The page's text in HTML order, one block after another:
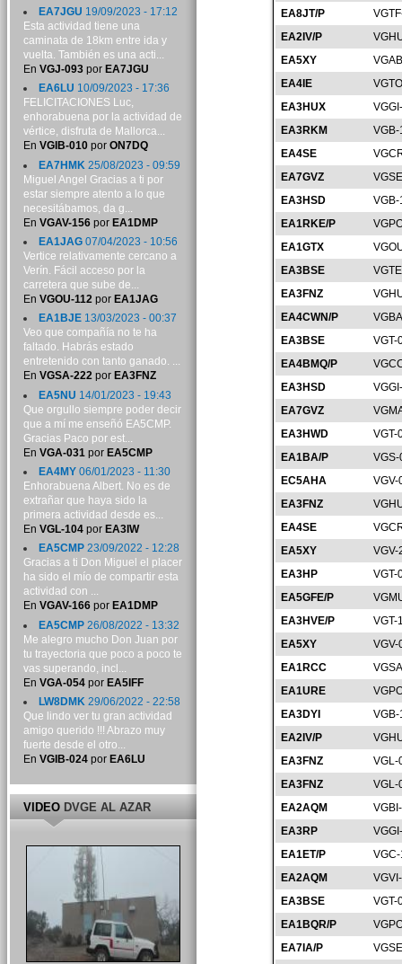
EA8JT/P
EA2IV/P
EA5XY
EA4IE
EA3HUX
EA3RKM
EA4SE
EA7GVZ
EA3HSD
EA1RKE/P
EA1GTX
EA3BSE
EA3FNZ
EA4CWN/P
EA3BSE
VGT-
EA4BMQ/P
EA3HSD
EA7GVZ
EA3HWD
VGT-
EA1BA/P
EC5AHA
VGV-
EA3FNZ
EA4SE
EA5XY
VGV-
EA3HP
VGT-
EA5GFE/P
EA3HVE/P
VGT-
EA5XY
VGV-
EA1RCC
EA1URE
EA3DYI
EA2IV/P
EA3FNZ
VGL-
EA3FNZ
VGL-
EA2AQM
EA3RP
EA1ET/P
EA2AQM
EA3BSE
VGT-
EA1BQR/P
EA7IA/P
EA7JGU 19/09/2023 - 17:12
Esta actividad tiene una
caminata de 18km entre ida y
vuelta. También es una acti...
En VGJ-093por EA7JGU
EA6LU 10/09/2023 - 17:36
FELICITACIONES Luc,
enhorabuena por la actividad de
vértice, disfruta de Mallorca...
En VGIB-010por ON7DQ
EA7HMK 25/08/2023 - 09:59
Miguel Angel Gracias a ti por
estar siempre atento a lo que
necesitábamos, da g...
En VGAV-156por EA1DMP
EA1JAG07/04/2023 - 10:56
Vertice relativamente cercano a
Verín. Fácil acceso por la
carretera que sube de...
En VGOU-112por EA1JAG
EA1BJE13/03/2023 - 00:37
Veo que compañía no te ha
faltado. Habrás estado
entretenido con tanto ganado. ...
En VGSA-222por EA3FNZ
EA5NU 14/01/2023 - 19:43
Que orgullo siempre poder decir
que a mí me enseñó EA5CMP.
Gracias Paco por est...
En VGA-031 por EA5CMP
EA4MY06/01/2023 - 11:30
Enhorabuena Albert. No es de
extrañar que haya sido la
primera actividad desde es...
En VGL-104por EA3IW
EA5CMP23/09/2022 - 12:28
Gracias a ti Don Miguel el placer
ha sido el mío de compartir esta
actividad con ...
En VGAV-166por EA1DMP
EA5CMP26/08/2022 - 13:32
Me alegro mucho Don Juan por
tu trayectoria que poco a poco te
vas superando, incl...
En VGA-054por EA5IFF
LW8DMK29/06/2022 - 22:58
Que lindo ver tu gran actividad
amigo querido !!! Abrazo muy
fuerte desde el otro...
En VGIB-024por EA6LU
VIDEODVGE AL AZAR